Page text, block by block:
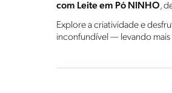
com Leite em Pó NINHO,
Explore a criatividade e
inconfundível — levando